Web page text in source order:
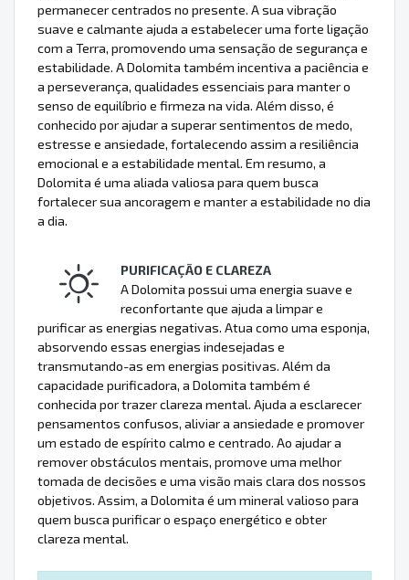
permanecer centrados no presente. A sua vibração
suave e calmante ajuda a estabelecer uma forte ligação
com a Terra, promovendo uma sensação de segurança e
estabilidade. A Dolomita também incentiva a paciência e
a perseverança, qualidades essenciais para manter o
senso de equilíbrio e firmeza na vida. Além disso, é
conhecido por ajudar a superar sentimentos de medo,
estresse e ansiedade, fortalecendo assim a resiliência
emocional e a estabilidade mental. Em resumo, a
Dolomita é uma aliada valiosa para quem busca
fortalecer sua ancoragem e manter a estabilidade no dia
a dia.
PURIFICAÇÃO E CLAREZA
A Dolomita possui uma energia suave e
reconfortante que ajuda a limpar e
purificar as energias negativas. Atua como uma esponja,
absorvendo essas energias indesejadas e
transmutando-as em energias positivas. Além da
capacidade purificadora, a Dolomita também é
conhecida por trazer clareza mental. Ajuda a esclarecer
pensamentos confusos, aliviar a ansiedade e promover
um estado de espírito calmo e centrado. Ao ajudar a
remover obstáculos mentais, promove uma melhor
tomada de decisões e uma visão mais clara dos nossos
objetivos. Assim, a Dolomita é um mineral valioso para
quem busca purificar o espaço energético e obter
clareza mental.